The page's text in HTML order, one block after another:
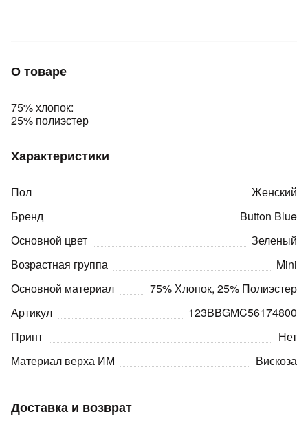
Доставка и возврат
О товаре
75% хлопок:
25% полиэстер
Характеристики
Пол
Женский
Бренд
Button Blue
Основной цвет
Зеленый
Возрастная группа
Mini
Основной материал
75% Хлопок, 25% Полиэстер
Артикул
123BBGMC56174800
Принт
Нет
Материал верха ИМ
Вискоза